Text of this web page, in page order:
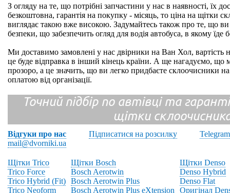
З огляду на те, що потрібні запчастини у нас в наявності, їх
безкоштовна, гарантія на покупку - місяць, то ціна на щітки
виглядає такою вже високою. Задумайтесь також про те, що
безпеки, що забезпечить огляд для водія автобуса, в якому їде
Ми доставимо замовлені у нас двірники на Ван Хол, вартість
це буде відправка в інший кінець країни. А ще нагадуємо, що
прозоро, а це значить, що ви легко придбаєте склоочисники
оплатою від організації.
Точний підбір по автівці та
щітки
Відгуки про нас Підписатися на розсилку
Telegram
mail@dvorniki.ua
Щітки Trico
Trico Force
Trico Hybrid (Fit)
Trico Neoform
Щітки Bosch
Bosch Aerotwin
Bosch Aerotwin Plus
Bosch Aerotwin Plus eXtension
Щітки Denso
Denso Hybrid
Denso Flat
Оригінал